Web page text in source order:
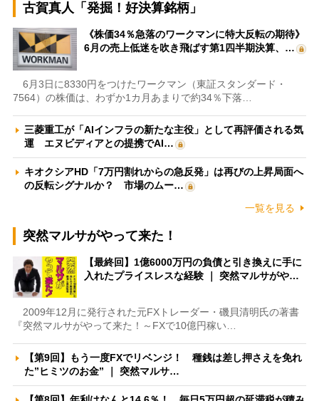
古賀真人「発掘！好決算銘柄」
《株価34％急落のワークマンに特大反転の期待》
6月の売上低迷を吹き飛ばす第1四半期決算、…
6月3日に8330円をつけたワークマン（東証スタンダード・
7564）の株価は、わずか1カ月あまりで約34％下落…
三菱重工が「AIインフラの新たな主役」として再評価される気
運 エヌビディアとの提携でAI…
キオクシアHD「7万円割れからの急反発」は再びの上昇局面へ
の反転シグナルか？ 市場のムー…
一覧を見る
突然マルサがやって来た！
【最終回】1億6000万円の負債と引き換えに手に
入れたプライスレスな経験 ｜ 突然マルサがや…
2009年12月に発行された元FXトレーダー・磯貝清明氏の著書
『突然マルサがやって来た！～FXで10億円稼い…
【第9回】もう一度FXでリベンジ！ 種銭は差し押さえを免れ
た”ヒミツのお金” ｜ 突然マルサ…